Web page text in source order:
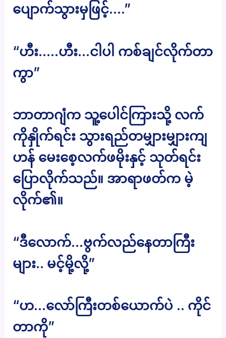
ပျောက်သွားမှဖြင့်….”
“ဟီး…..ဟီး…ငါပါ ကစ်ချင်လိုက်တာ
ကွာ”
ဘာတာဂျံက သူ့ပေါင်ကြားသို့ လက်
ကိုနှိုက်ရင်း သွားရည်တမျှားမျှားကျ
ဟန် မေးစေ့လက်ဖမိုးနှင့် သုတ်ရင်း
ပြောလိုက်သည်။ အာရာဖတ်က မဲ့
လိုက်၏။
“ဒီလောက်…ဗွက်လည်နေတာကြီး
များ.. မင့်မို့လို့”
“ဟ…လော်ကြီးတစ်ယောက်ပဲ .. ကိုင်
တာကို”